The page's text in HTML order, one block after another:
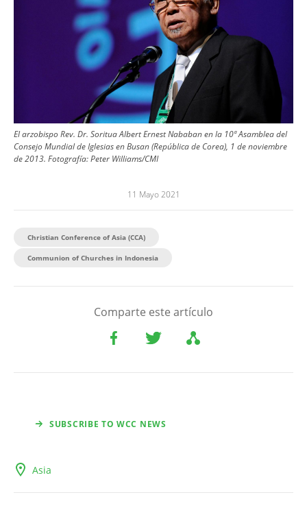
El arzobispo Rev. Dr. Soritua Albert Ernest Nababan en la 10ª Asamblea del
Consejo Mundial de Iglesias en Busan (República de Corea), 1 de noviembre
de 2013. Fotografía:Peter Williams/CMI
11 Mayo 2021
Christian Conference of Asia (CCA)
Communion of Churches in Indonesia
Comparte este artículo
SUBSCRIBE TO WCC NEWS
Asia